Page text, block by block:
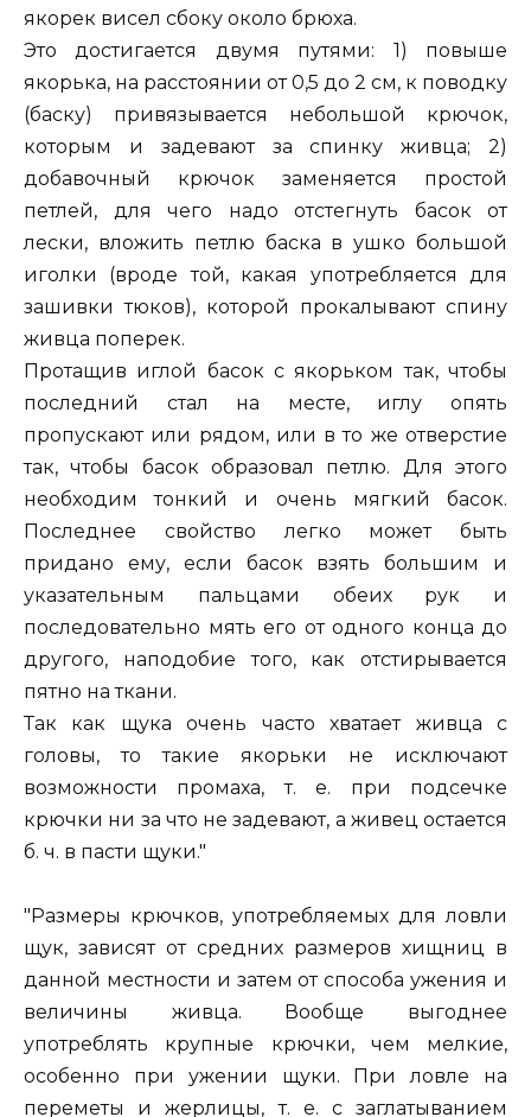
якорек висел сбоку около брюха.
Это достигается двумя путями: 1) повыше
якорька, на расстоянии от 0,5 до 2 см, к поводку
(баску) привязывается небольшой крючок,
которым и задевают за спинку живца; 2)
добавочный крючок заменяется простой
петлей, для чего надо отстегнуть басок от
лески, вложить петлю баска в ушко большой
иголки (вроде той, какая употребляется для
зашивки тюков), которой прокалывают спину
живца поперек.
Протащив иглой басок с якорьком так, чтобы
последний стал на месте, иглу опять
пропускают или рядом, или в то же отверстие
так, чтобы басок образовал петлю. Для этого
необходим тонкий и очень мягкий басок.
Последнее свойство легко может быть
придано ему, если басок взять большим и
указательным пальцами обеих рук и
последовательно мять его от одного конца до
другого, наподобие того, как отстирывается
пятно на ткани.
Так как щука очень часто хватает живца с
головы, то такие якорьки не исключают
возможности промаха, т. е. при подсечке
крючки ни за что не задевают, а живец остается
б. ч. в пасти щуки."
"Размеры крючков, употребляемых для ловли
щук, зависят от средних размеров хищниц в
данной местности и затем от способа ужения и
величины живца. Вообще выгоднее
употреблять крупные крючки, чем мелкие,
особенно при ужении щуки. При ловле на
переметы и жерлицы, т. е. с заглатыванием